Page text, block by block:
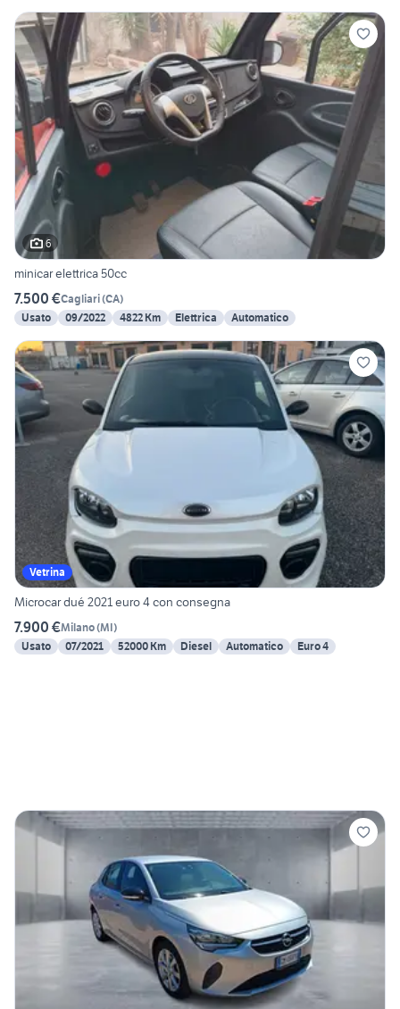
6
minicar elettrica 50cc
7.500 €Cagliari(CA)
Usato
09/2022 4822 Km Elettrica Automatico
Vetrina
Microcar dué 2021 euro 4 con consegna
7.900 €Milano(MI)
Usato
07/2021 52000 Km Diesel Automatico Euro 4